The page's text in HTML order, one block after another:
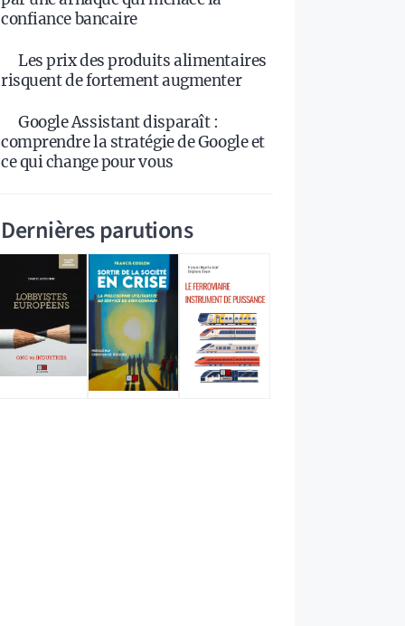
confiance bancaire
Les prix des produits alimentaires
risquent de fortement augmenter
Google Assistant disparaît :
comprendre la stratégie de Google et
ce qui change pour vous
Dernières parutions